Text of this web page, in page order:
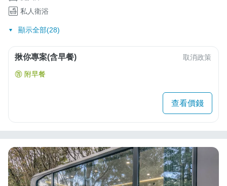
私人衛浴
顯示全部(28)
揪你專案(含早餐) 取消政策
附早餐
查看價錢